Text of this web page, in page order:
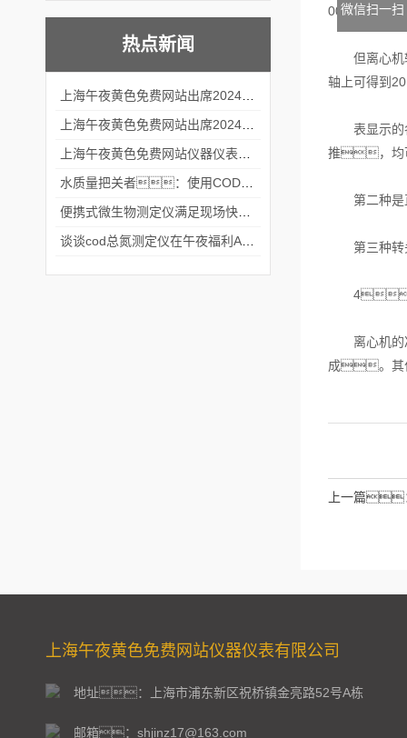
热点新闻
000r/
但离心机
轴上可得到
表显示的
推，均
第二种是
第三种转
4、
离心机的
成。其
上一篇
上海午夜黄色免费网站仪器仪表有限公司
地址：上海市浦东新区祝桥镇金亮路52号A栋
邮箱：shjinz17@163.com
微信扫一扫